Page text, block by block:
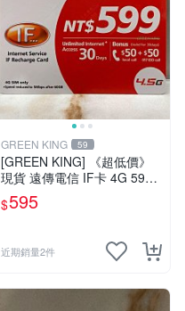
GREEN KING 59
[GREEN KING] 《超低價》
現貨 遠傳電信 IF卡 4G 599 3
0天網路吃到飽 儲值卡 網卡
網路儲值卡 上網卡
$595
近期銷量2件